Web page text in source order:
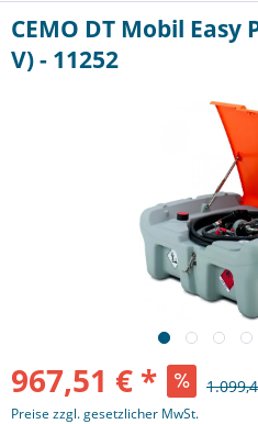
CEMO DT Mobil Easy
V) - 11252
967,51 € *
Preise zzgl. gesetzlicher MwSt.